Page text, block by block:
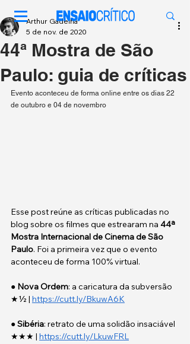
44ª Mostra de São
Paulo: guia de críticas
Arthur Gadelha
5 de nov. de 2020
Evento aconteceu de forma online entre os dias 22
de outubro e 04 de novembro
Esse post reúne as críticas publicadas no
blog sobre os filmes que estrearam na 44ª
Mostra Internacional de Cinema de São
Paulo. Foi a primeira vez que o evento
aconteceu de forma 100% virtual.
● Nova Ordem: a caricatura da subversão
★½ | https://cutt.ly/BkuwA6K
● Sibéria: retrato de uma solidão insaciável
★★★ | https://cutt.ly/LkuwFRL